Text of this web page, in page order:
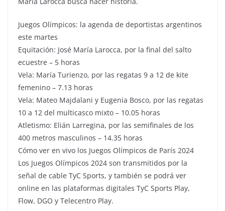
Juegos Olímpicos: la agenda de deportistas argentinos
este martes
Equitación: José María Larocca, por la final del salto
ecuestre – 5 horas
Vela: María Turienzo, por las regatas 9 a 12 de kite
femenino – 7.13 horas
Vela: Mateo Majdalani y Eugenia Bosco, por las regatas
10 a 12 del multicasco mixto – 10.05 horas
Atletismo: Elián Larregina, por las semifinales de los
400 metros masculinos – 14.35 horas
Cómo ver en vivo los Juegos Olímpicos de París 2024
Los Juegos Olímpicos 2024 son transmitidos por la
señal de cable TyC Sports, y también se podrá ver
online en las plataformas digitales TyC Sports Play,
Flow, DGO y Telecentro Play.